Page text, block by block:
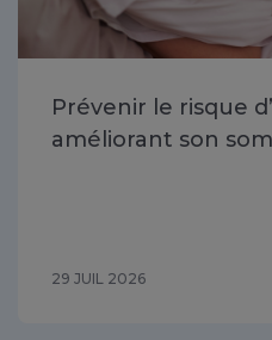
Prévenir le risque
améliorant son
29 JUIL 2026